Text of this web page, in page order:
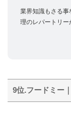
業界知識もさる
理のレパートリー
9位.フードミー